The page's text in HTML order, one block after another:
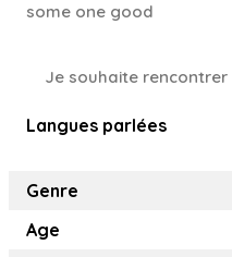
some one good
Je souhaite
Langues parlées
Genre
Age